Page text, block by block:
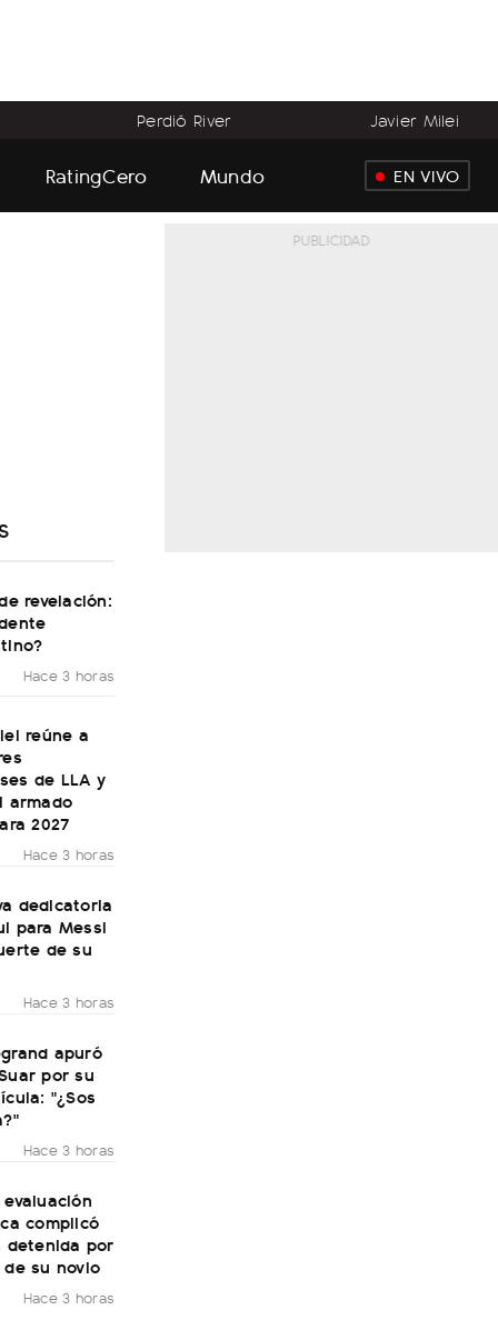
Perdió River Javier Milei
RatingCero Mundo EN VIVO
revelación:
Hace 3 horas
reúne a
de LLA y
armado
2027
Hace 3 horas
dedicatoria
para Messi
de su
Hace 3 horas
apuró
por su
"¿Sos
Hace 3 horas
complicó
detenida por
su novio
Hace 3 horas